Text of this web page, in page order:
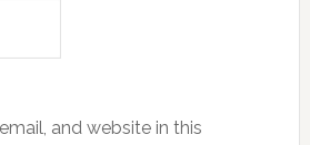
and website in this